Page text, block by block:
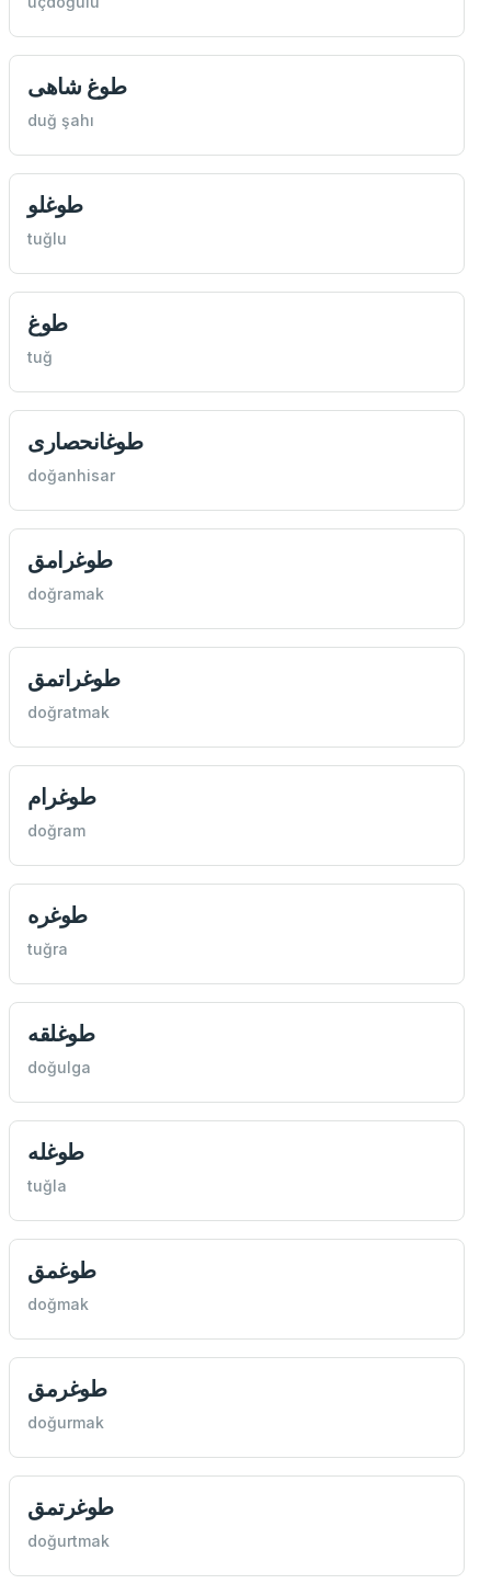
طوغ شاهی
duğ şahı
طوغلو
tuğlu
طوغ
tuğ
طوغانحصاری
doğanhisar
طوغرامق
doğramak
طوغراتمق
doğratmak
طوغرام
doğram
طوغره
tuğra
طوغلقه
doğulga
طوغله
tuğla
طوغمق
doğmak
طوغرمق
doğurmak
طوغرتمق
doğurtmak